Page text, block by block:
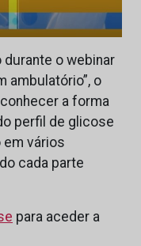
o webinar
ambulatório”, o
a forma
perfil de glicose
em vários
cada parte
para aceder a